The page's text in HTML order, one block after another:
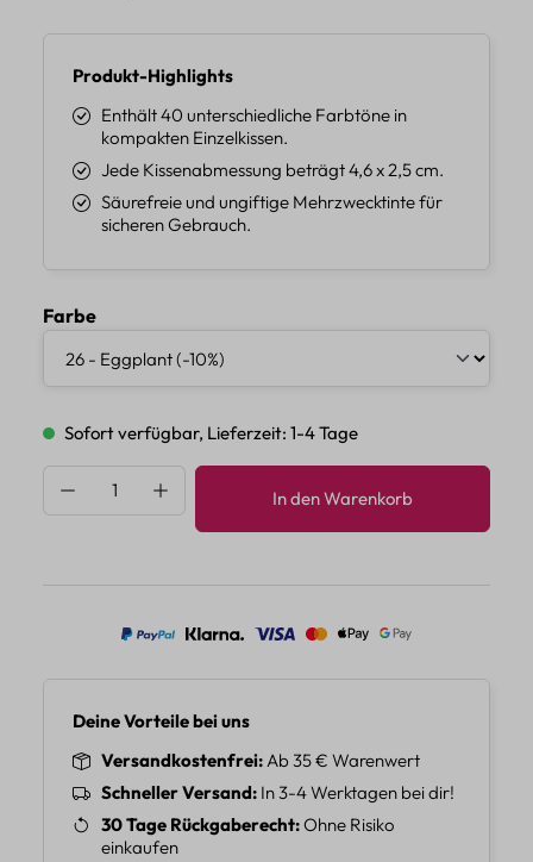
Produkt-Highlights
Enthält 40 unterschiedliche Farbtöne in
kompakten Einzelkissen.
Jede Kissenabmessung beträgt 4,6 x 2,5 cm.
Säurefreie und ungiftige Mehrzwecktinte für
sicheren Gebrauch.
Farbeauswählen
Sofort verfügbar, Lieferzeit: 1-4 Tage
Produkt Anzahl: Gib den gewünschten
In den Warenkorb
Deine Vorteile bei uns
Versandkostenfrei Ab 35 € Warenwert
Schneller Versand In 3-4 Werktagen bei dir!
30 Tage Rückgaberecht Ohne Risiko
einkaufen